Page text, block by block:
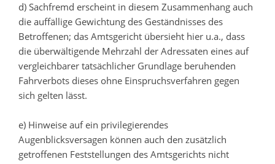
d) Sachfremd erscheint in diesem Zusammenhang auch
die auffällige Gewichtung des Geständnisses des
Betroffenen; das Amtsgericht übersieht hier u.a., dass
die überwältigende Mehrzahl der Adressaten eines auf
vergleichbarer tatsächlicher Grundlage beruhenden
Fahrverbots dieses ohne Einspruchsverfahren gegen
sich gelten lässt.
e) Hinweise auf ein privilegierendes
Augenblicksversagen können auch den zusätzlich
getroffenen Feststellungen des Amtsgerichts nicht